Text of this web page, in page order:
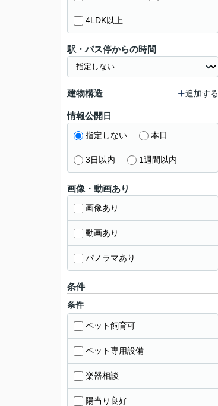
4LDK以上
駅・バス停からの時間
建物構造 追加する
情報公開日
指定しない 本日
3日以内 1週間以内
画像・動画あり
画像あり
動画あり
パノラマあり
条件
条件
ペット飼育可
ペット専用設備
楽器相談
陽当り良好